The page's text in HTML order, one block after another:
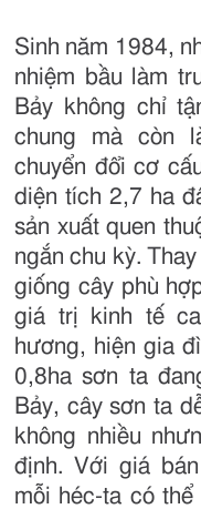
Sinh năm 1984,
nhiệm bầu làm
Bảy không chỉ
chung mà còn
chuyển đổi cơ
diện tích 2,7 ha
sản xuất quen
ngắn chu kỳ.
giống cây phù
giá trị kinh tế
hương, hiện gia
0,8ha sơn ta
Bảy, cây sơn ta
không nhiều
định. Với giá
mỗi héc-ta có